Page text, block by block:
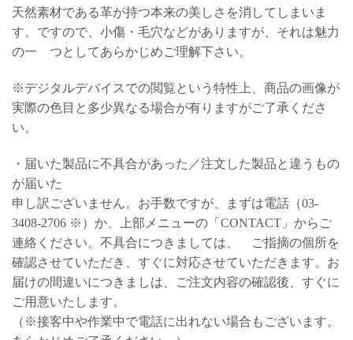
天然素材である革が持つ本来の美しさを消してしまいま
す。ですので、小傷・毛穴などがありますが、それは魅力
の一 つとしてあらかじめご理解下さい。
※デジタルデバイスでの閲覧という特性上、商品の画像が
実際の色目と多少異なる場合が有りますがご了承くださ
い。
・届いた製品に不具合があった／注文した製品と違うもの
が届いた
申し訳ございません。お手数ですが、まずは電話（03-
3408-2706 ※）か、上部メニューの「CONTACT」からご
連絡ください。不具合につきましては、 ご指摘の個所を
確認させていただき、すぐに対応させていただきます。お
届けの間違いにつきましは、ご注文内容の確認後、すぐに
ご用意いたします。
（※接客中や作業中で電話に出れない場合もございます。